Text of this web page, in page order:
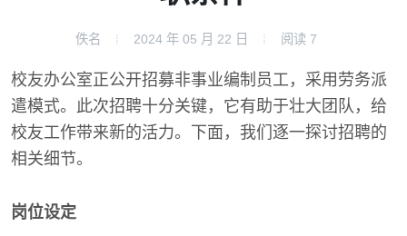
佚名 2024 年 05 月 22 日 阅读 7
校友办公室正公开招募非事业编制员工，采用劳务派
遣模式。此次招聘十分关键，它有助于壮大团队，给
校友工作带来新的活力。下面，我们逐一探讨招聘的
相关细节。
岗位设定